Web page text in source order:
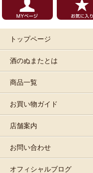
トップページ
酒のぬまたとは
商品一覧
お買い物ガイド
店舗案内
お問い合わせ
オフィシャルブログ